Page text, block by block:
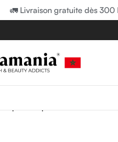
🚛 Livraison gratuite dès 300